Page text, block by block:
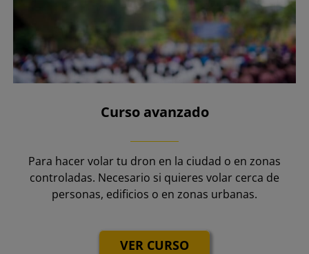
Curso avanzado
Para hacer volar tu dron en la ciudad o en zonas
controladas. Necesario si quieres volar cerca de
personas, edificios o en zonas urbanas.
VER CURSO